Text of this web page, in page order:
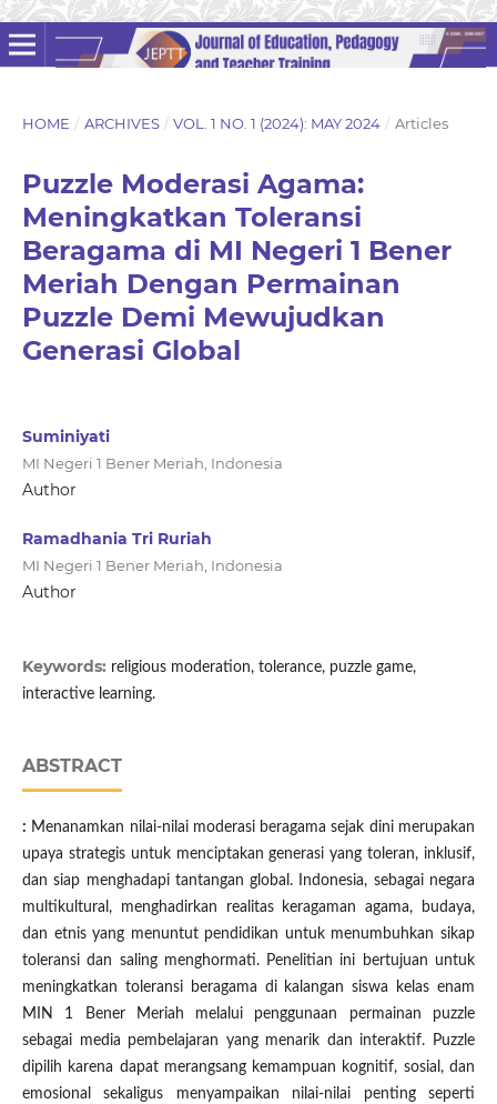
HOME / ARCHIVES / VOL. 1 NO. 1 (2024): MAY 2024 / Articles
Puzzle Moderasi Agama:
Meningkatkan Toleransi
Beragama di MI Negeri 1 Bener
Meriah Dengan Permainan
Puzzle Demi Mewujudkan
Generasi Global
Suminiyati
MI Negeri 1 Bener Meriah, Indonesia
Author
Ramadhania Tri Ruriah
MI Negeri 1 Bener Meriah, Indonesia
Author
Keywords: religious moderation, tolerance, puzzle game,
interactive learning.
ABSTRACT
: Menanamkan nilai-nilai moderasi beragama sejak dini merupakan
upaya strategis untuk menciptakan generasi yang toleran, inklusif,
dan siap menghadapi tantangan global. Indonesia, sebagai negara
multikultural, menghadirkan realitas keragaman agama, budaya,
dan etnis yang menuntut pendidikan untuk menumbuhkan sikap
toleransi dan saling menghormati. Penelitian ini bertujuan untuk
meningkatkan toleransi beragama di kalangan siswa kelas enam
MIN 1 Bener Meriah melalui penggunaan permainan puzzle
sebagai media pembelajaran yang menarik dan interaktif. Puzzle
dipilih karena dapat merangsang kemampuan kognitif, sosial, dan
emosional sekaligus menyampaikan nilai-nilai penting seperti